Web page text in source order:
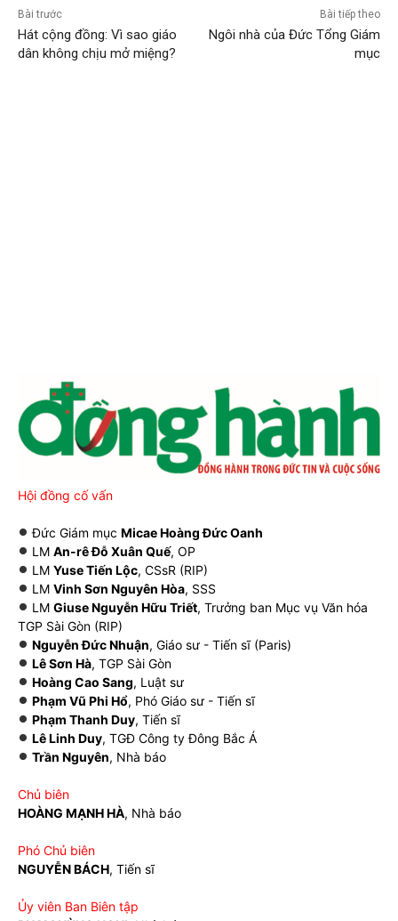
Bài trước
Hát cộng đồng: Vì sao giáo
dân không chịu mở miệng?
Bài tiếp theo
Ngôi nhà của Đức Tổng Giám
mục
Hội đồng cố vấn
Đức Giám mục Micae Hoàng Đức Oanh
LM An-rê Đỗ Xuân Quế, OP
LM Yuse Tiến Lộc, CSsR (RIP)
LM Vinh Sơn Nguyên Hòa, SSS
LM Giuse Nguyễn Hữu Triết, Trưởng ban Mục vụ Văn hóa
TGP Sài Gòn (RIP)
Nguyễn Đức Nhuận, Giáo sư - Tiến sĩ (Paris)
Lê Sơn Hà, TGP Sài Gòn
Hoàng Cao Sang, Luật sư
Phạm Vũ Phi Hổ, Phó Giáo sư - Tiến sĩ
Phạm Thanh Duy, Tiến sĩ
Lê Linh Duy, TGĐ Công ty Đông Bắc Á
Trần Nguyên, Nhà báo
Chủ biên
HOÀNG MẠNH HÀ, Nhà báo
Phó Chủ biên
NGUYỄN BÁCH, Tiến sĩ
Ủy viên Ban Biên tập